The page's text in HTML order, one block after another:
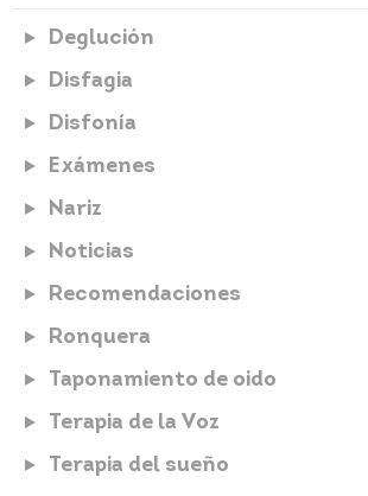
Deglución
Disfagia
Disfonía
Exámenes
Nariz
Noticias
Recomendaciones
Ronquera
Taponamiento de oido
Terapia de la Voz
Terapia del sueño